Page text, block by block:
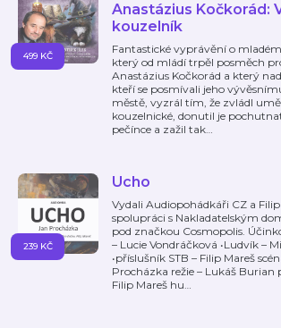
Anastázius Kočkorád:
kouzelník
Fantastické vyprávění o
který od mládí trpěl posměch
Anastázius Kočkorád a který
kteří se posmívali jeho
městě, vyzrál tím, že zvládl
kouzelnické, donutil je
pečínce a zažil tak…
499 KČ
Ucho
Vydali Audiopohádkáři CZ a
spolupráci s Nakladatelským
pod značkou Cosmopolis.
– Lucie Vondráčková •Ludvík –
•příslušník STB – Filip Mareš
Procházka režie – Lukáš Burian
Filip Mareš hu…
239 KČ